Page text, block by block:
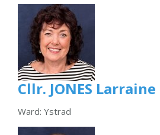
Cllr. JONES Larraine
Ward: Ystrad